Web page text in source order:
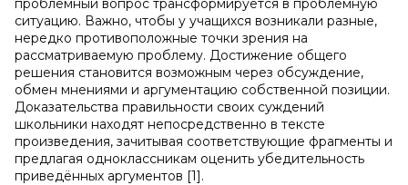
проблемный вопрос трансформируется в проблемную
ситуацию. Важно, чтобы у учащихся возникали разные,
нередко противоположные точки зрения на
рассматриваемую проблему. Достижение общего
решения становится возможным через обсуждение,
обмен мнениями и аргументацию собственной позиции.
Доказательства правильности своих суждений
школьники находят непосредственно в тексте
произведения, зачитывая соответствующие фрагменты и
предлагая одноклассникам оценить убедительность
приведённых аргументов [1].